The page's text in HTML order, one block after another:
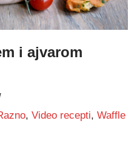
i ajvarom
, Video recepti, Waffle